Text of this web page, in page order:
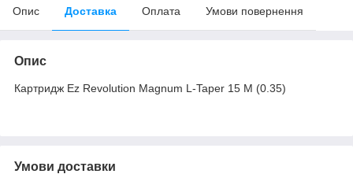
Опис Доставка Оплата Умови повернення
Опис
Картридж Ez Revolution Magnum L-Taper 15 M (0.35)
Умови доставки